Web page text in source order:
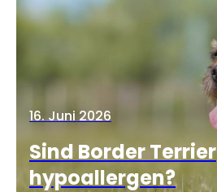
16. Juni 2026
Sind Border Terrier
hypoallergen?